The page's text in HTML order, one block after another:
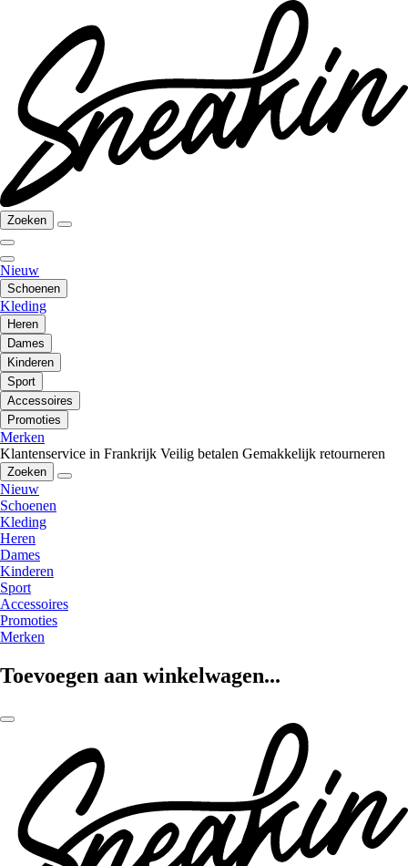
Zoeken
Nieuw
Schoenen
Kleding
Heren
Dames
Kinderen
Sport
Accessoires
Promoties
Merken
Klantenservice in Frankrijk Veilig betalen Gemakkelijk retourneren
Zoeken
Nieuw
Schoenen
Kleding
Heren
Dames
Kinderen
Sport
Accessoires
Promoties
Merken
Toevoegen aan winkelwagen...